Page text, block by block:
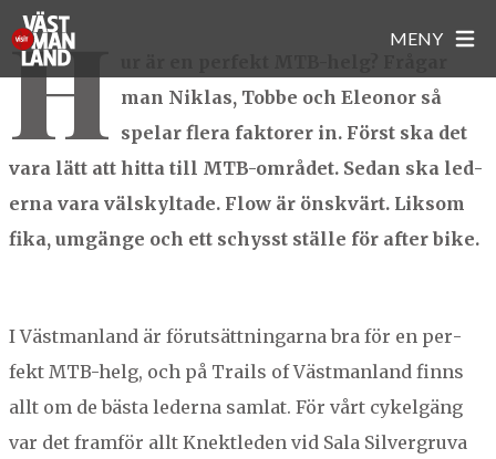
MENY
HEM
NATUR & ÄVENTYR
KULTUR & HISTORIA
BARN & FAMILJ
SEVÄRDHETER
SHOPPING & DESIGN
MAT & DRYCK
CAFÉ
SMAK AV VÄSTMANLAND
BOENDE
CAMPING & STUGOR
HOTELL
STÄLLPLATSER
HERRGÅRDAR
ARBOGA
FAGERSTA
HALLSTAHAMMAR
KUNGSÖR
BRA ATT VETA
TURISTINFORMATION
FAVORITER
H man Niklas, Tobbe och Eleonor så
spelar flera fak­tor­er in. Först ska det
vara lätt att hit­ta till MTB-området. Sedan ska led­
er­na vara väl­skyl­tade. Flow är önskvärt. Lik­som
fika, umgänge och ett schysst ställe för after bike.
I Väst­man­land är förut­sät­tningar­na bra för en per­
fekt MTB-helg, och på Trails of Väst­man­land finns
allt om de bäs­ta led­er­na sam­lat. För vårt cykel­gäng
var det fram­för allt Knek­tle­den vid Sala Sil­ver­gru­va